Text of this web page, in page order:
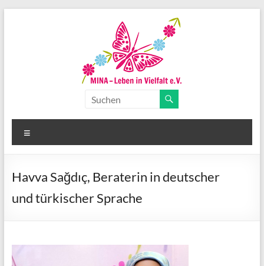
Leben
in
Vielfalt
e.V.
Havva Sağdıç, Beraterin in deutscher
und türkischer Sprache